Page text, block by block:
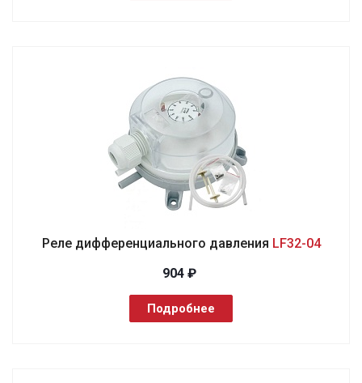
Реле дифференциального давления LF32-04
904 ₽
Подробнее